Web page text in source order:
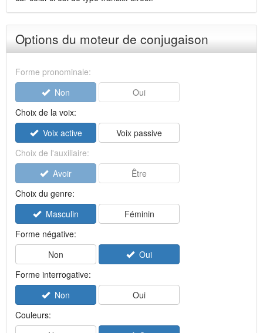
Options du moteur de conjugaison
Forme pronominale:
Non
Oui
Choix de la voix:
Voix active
Voix passive
Choix de l'auxiliaire:
Avoir
Être
Choix du genre:
Masculin
Féminin
Forme négative:
Non
Oui
Forme interrogative:
Non
Oui
Couleurs: